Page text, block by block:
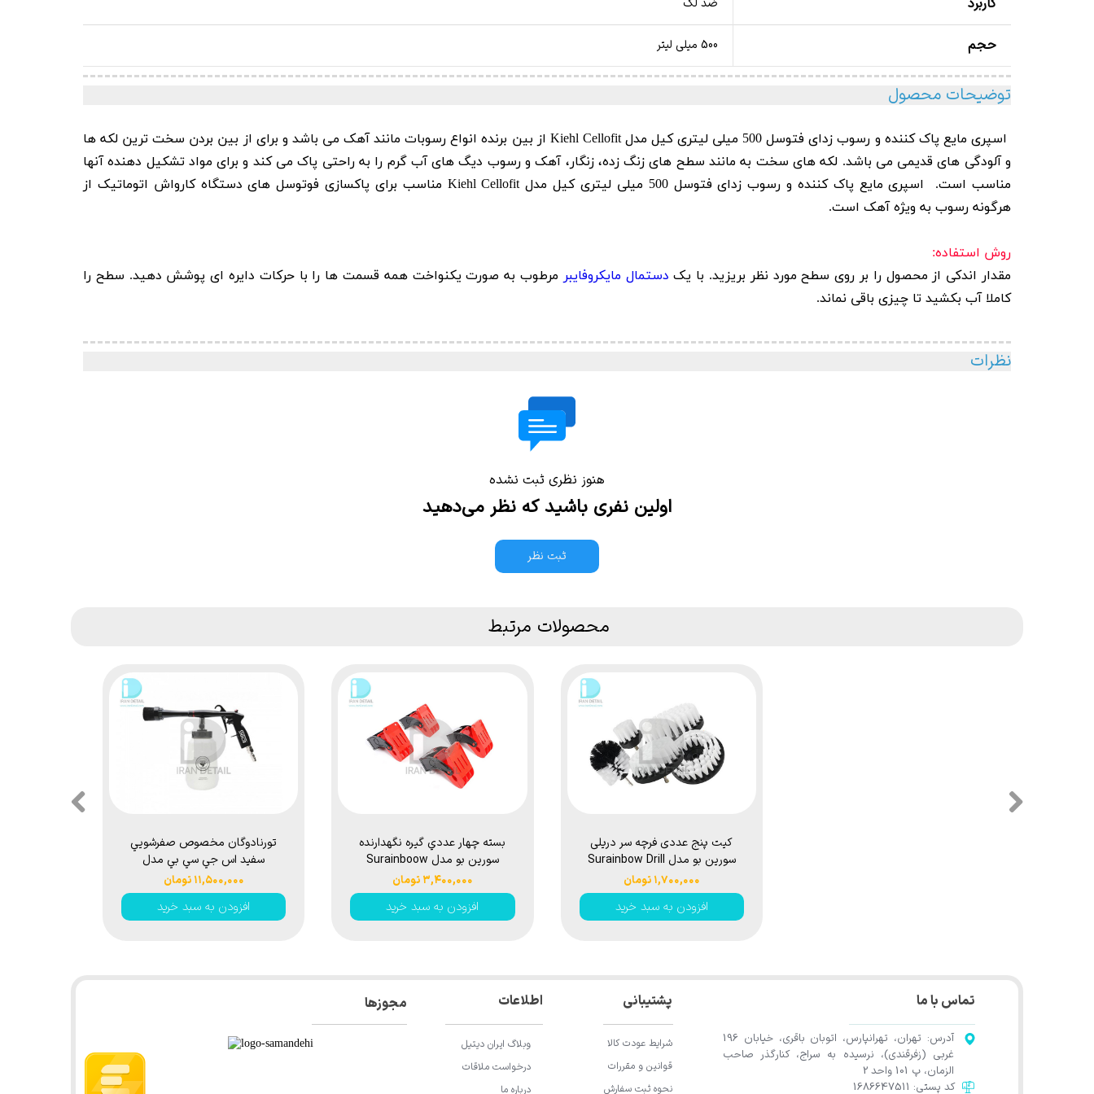
کاربرد ضد لک
حجم 500 میلی لیتر
توضیحات محصول
اسپری مایع پاک کننده و رسوب زدای فتوسل 500 میلی لیتری کیل مدل Kiehl Cellofit از بین برنده انواع رسوبات مانند آهک می باشد و برای از بین بردن سخت ترین لکه ها
و آلودگی های قدیمی می باشد. لکه های سخت به مانند سطح های زنگ زده، زنگار، آهک و رسوب دیگ های آب گرم را به راحتی پاک می کند و برای مواد تشکیل دهنده آنها
مناسب است. اسپری مایع پاک کننده و رسوب زدای فتوسل 500 میلی لیتری کیل مدل Kiehl Cellofit مناسب برای پاکسازی فوتوسل های دستگاه کارواش اتوماتیک از
هرگونه رسوب به ویژه آهک است.
روش استفاده:
مقدار اندکی از محصول را بر روی سطح مورد نظر بریزید. با یک دستمال مایکروفایبر مرطوب به صورت یکنواخت همه قسمت ها را با حرکات دایره ای پوشش دهید. سطح را
کاملا آب بکشید تا چیزی باقی نماند.
نظرات
هنوز نظری ثبت نشده
اولین نفری باشید که نظر می‌دهید
ثبت نظر
محصولات مرتبط
تورنادوگان مخصوص صفرشويي
سفيد اس جي سي بي مدل
SGCB Tornador Car
Cleaning Gun Black Brush
sggc022
۱۱,۵۰۰,۰۰۰ تومان
افزودن به سبد خرید
بسته چهار عددي گيره نگهدارنده
سورين بو مدل Surainboow
Car Wash Floor Mats
Clamps
۳,۴۰۰,۰۰۰ تومان
افزودن به سبد خرید
كیت پنج عددی فرچه سر دریلی
سورین بو مدل Surainbow Drill
Brushes 5 Set white
۱,۷۰۰,۰۰۰ تومان
افزودن به سبد خرید
تماس با ما
آدرس: تهران، تهرانپارس، اتوبان باقری، خیابان 196
غربی (زفرقندی)، نرسیده به سراج، کنارگذر صاحب
الزمان، پ 101 واحد 2
کد پستی: 1686647511
اطلاعات
وبلاگ ایران دیتیل
درخواست ملاقات
درباره ما
پشتیبانی
شرایط عودت کالا
قوانین و مقررات
نحوه ثبت سفارش
مجوزها